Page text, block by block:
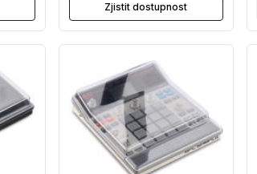
Zjistit dostupnost